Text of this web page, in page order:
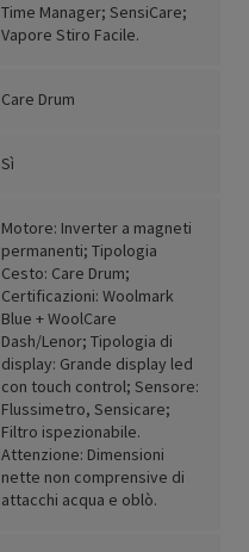
Time Manager; SensiCare;
Vapore Stiro Facile.
Care Drum
Sì
Motore: Inverter a magneti
permanenti; Tipologia
Cesto: Care Drum;
Certificazioni: Woolmark
Blue + WoolCare
Dash/Lenor; Tipologia di
display: Grande display led
con touch control; Sensore:
Flussimetro, Sensicare;
Filtro ispezionabile.
Attenzione: Dimensioni
nette non comprensive di
attacchi acqua e oblò.